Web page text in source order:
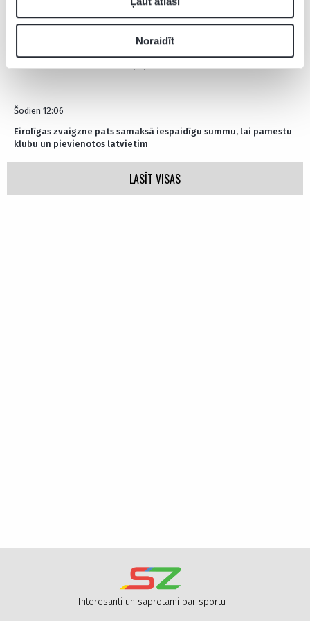
Noraidīt
Šodien 12:06
Eirolīgas zvaigzne pats samaksā iespaidīgu summu, lai pamestu
klubu un pievienotos latvietim
LASĪT VISAS
Interesanti un saprotami par sportu